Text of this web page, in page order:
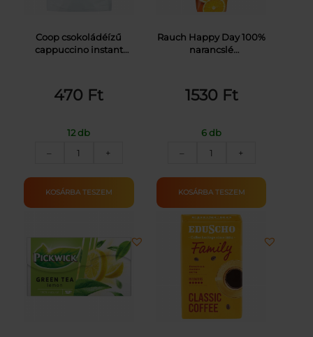
Coop csokoládéízű
cappuccino instant
470 Ft
12 db
–
COOP
CSOKOLÁDÉ
UTT.
+
KOSÁRBA TESZEM
Rauch Happy Day 100%
narancslé
1530 Ft
6 db
–
RAUCH
DAY
mennyiség
+
KOSÁRBA TESZEM